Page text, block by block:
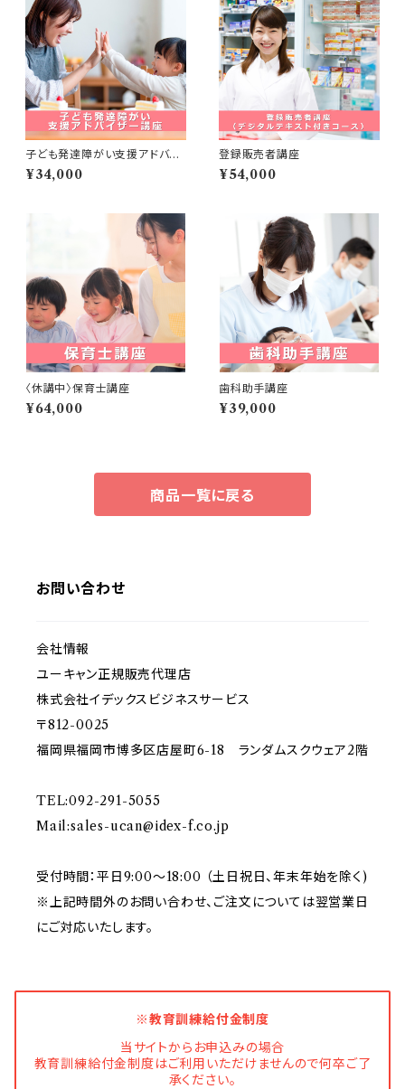
子ども発達障がい支援アドバイ
ザー講座
¥34,000
登録販売者講座
¥54,000
〈休講中〉保育士講座
¥64,000
歯科助手講座
¥39,000
商品一覧に戻る
お問い合わせ
会社情報
ユーキャン正規販売代理店
株式会社イデックスビジネスサービス
〒812-0025
福岡県福岡市博多区店屋町6-18 ランダムスクウェア2階
TEL:092-291-5055
Mail:sales-ucan@idex-f.co.jp
受付時間：平日9:00～18:00 （土日祝日、年末年始を除く)
※上記時間外のお問い合わせ、ご注文については翌営業日
にご対応いたします。
※教育訓練給付金制度
当サイトからお申込みの場合
教育訓練給付金制度はご利用いただけませんので何卒ご了
承ください。